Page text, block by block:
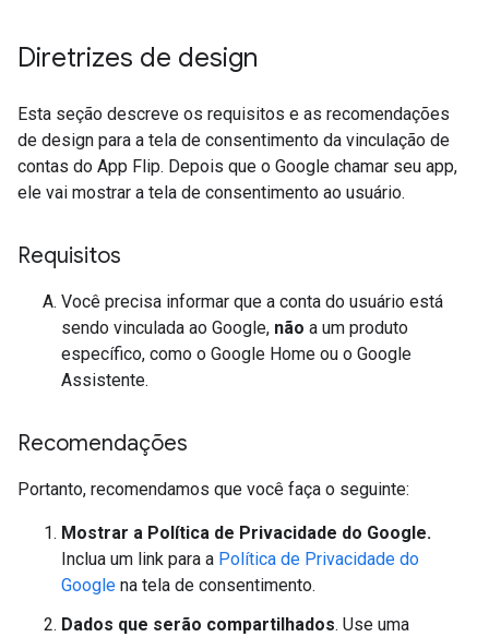
Diretrizes de design
Esta seção descreve os requisitos e as recomendações
de design para a tela de consentimento da vinculação de
contas do App Flip. Depois que o Google chamar seu app,
ele vai mostrar a tela de consentimento ao usuário.
Requisitos
Você precisa informar que a conta do usuário está
sendo vinculada ao Google, não a um produto
específico, como o Google Home ou o Google
Assistente.
Recomendações
Portanto, recomendamos que você faça o seguinte:
Mostrar a Política de Privacidade do Google.
Inclua um link para a Política de Privacidade do
Google na tela de consentimento.
Dados que serão compartilhados. Use uma